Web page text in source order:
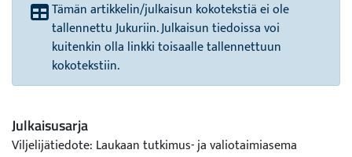
Tämän artikkelin/julkaisun kokotekstiä ei ole
tallennettu Jukuriin. Julkaisun tiedoissa voi
kuitenkin olla linkki toisaalle tallennettuun
kokotekstiin.
Julkaisusarja
Viljelijätiedote: Laukaan tutkimus- ja valiotaimiasema